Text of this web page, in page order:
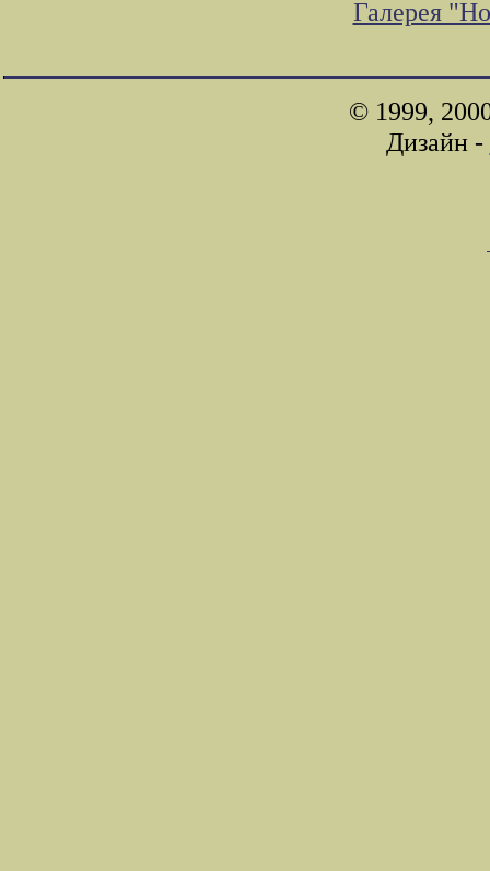
Галерея
© 1999,
Дизайн -